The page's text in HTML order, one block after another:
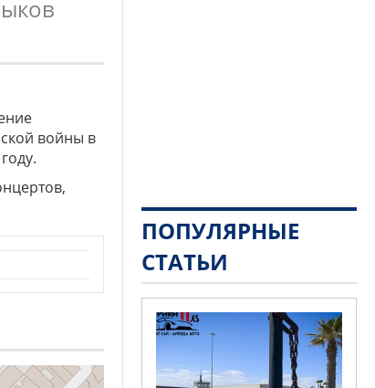
войны в
ПОПУЛЯРНЫЕ
СТАТЬИ